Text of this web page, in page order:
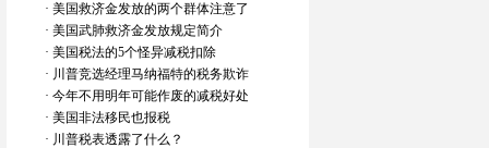
· 美国救济金发放的两个群体注意了
· 美国武肺救济金发放规定简介
· 美国税法的5个怪异减税扣除
· 川普竞选经理马纳福特的税务欺诈
· 今年不用明年可能作废的减税好处
· 美国非法移民也报税
· 川普税表透露了什么？